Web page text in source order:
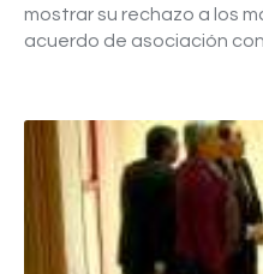
mostrar su rechazo a los
acuerdo de asociación